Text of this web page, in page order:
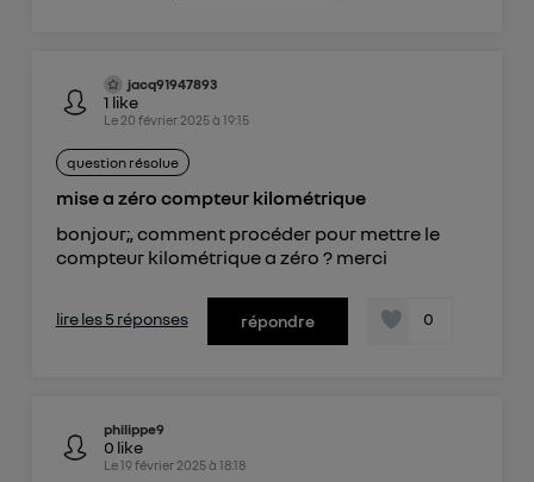
jacq91947893
1 like
Le 20 février 2025à 19:15
question résolue
mise a zéro compteur kilométrique
bonjour;, comment procéder pour mettre le
compteur kilométrique a zéro ? merci
lire les 5 réponses répondre 0
philippe9
0 like
Le19 février 2025à 18:18